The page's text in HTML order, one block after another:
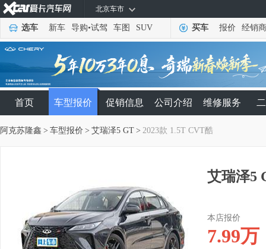
北京车市
选车 新车 导购•试驾 车图 SUV 买车 报价 经销商
首页 车型报价 促销信息 公司介绍 维修服务
阿克苏隆鑫 > 车型报价 > 艾瑞泽5 GT > 2023款 1.5T CVT酷
艾瑞泽5
本店报价
7.99万